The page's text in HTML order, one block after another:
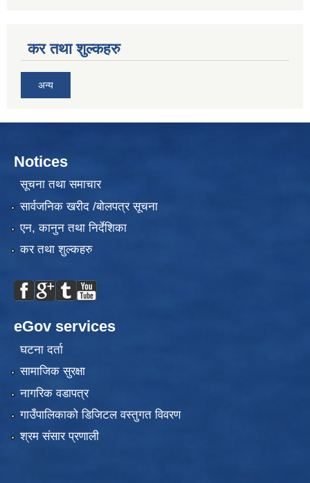
कर तथा शुल्कहरु
अन्य
Notices
सूचना तथा समाचार
सार्वजनिक खरीद /बोलपत्र सूचना
एन, कानुन तथा निर्देशिका
कर तथा शुल्कहरु
eGov services
घटना दर्ता
सामाजिक सुरक्षा
नागरिक वडापत्र
गाउँपालिकाको डिजिटल वस्तुगत विवरण
श्रम संसार प्रणाली